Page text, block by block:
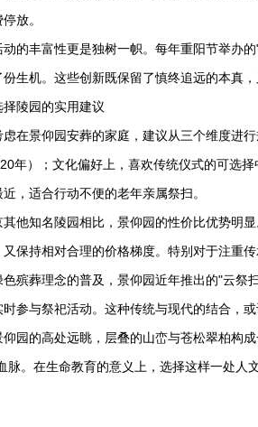
放。
动的丰富性更是独树一帜。每年重阳节举办
生机。这些创新既保留了慎终追远的本真，
择陵园的实用建议
虑在景仰园安葬的家庭，建议从三个维度进
年）；文化偏好上，喜欢传统仪式的可选
，适合行动不便的老年亲属祭扫。
其他知名陵园相比，景仰园的性价比优势明
又保持相对合理的价格梯度。特别对于注重
色殡葬理念的普及，景仰园近年推出的"云祭
参与祭祀活动。这种传统与现代的结合，
仰园的高处远眺，层叠的山峦与苍松翠柏构
脉。在生命教育的意义上，选择这样一处人